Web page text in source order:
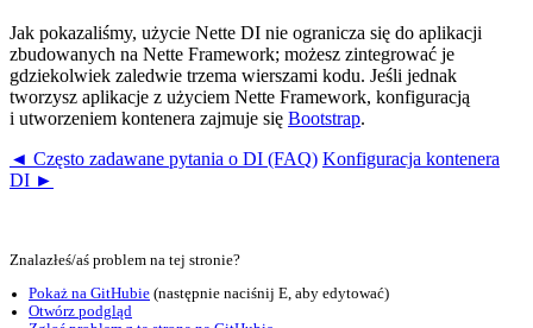
Jak pokazaliśmy, użycie Nette DI nie ogranicza się do aplikacji
zbudowanych na Nette Framework; możesz zintegrować je
gdziekolwiek zaledwie trzema wierszami kodu. Jeśli jednak
tworzysz aplikacje z użyciem Nette Framework, konfiguracją
i utworzeniem kontenera zajmuje się Bootstrap.
◄ Często zadawane pytania o DI (FAQ) Konfiguracja kontenera
DI ►